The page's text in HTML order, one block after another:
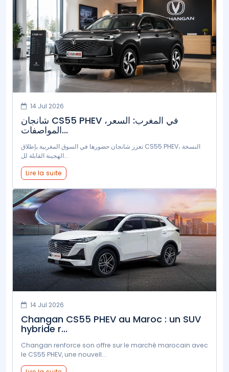
14 Jul 2026
شانجان CS55 PHEV في المغرب: السعر،
المواصفات...
تعزز شانجان حضورها في السوق المغربية بإطلاق CS55 PHEV، النسخة
الهجينة القابلة لل...
Lire la suite
14 Jul 2026
Changan CS55 PHEV au Maroc : un SUV
hybride r...
Changan renforce son offre sur le marché marocain avec
le CS55 PHEV, une nouvell...